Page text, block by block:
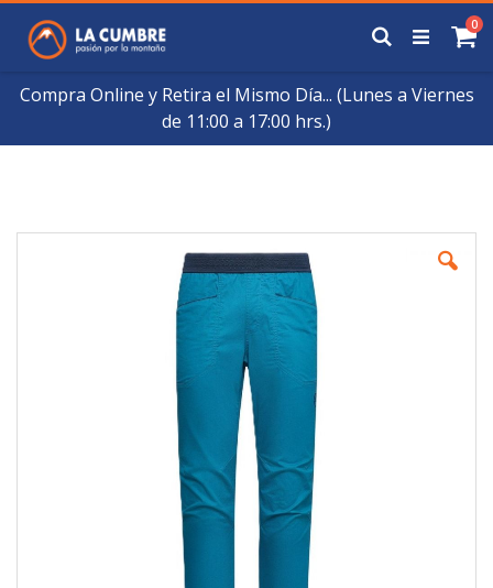
Compra Online y Retira el Mismo Día... (Lunes a Viernes
de 11:00 a 17:00 hrs.)
Contenido
0
Buscar